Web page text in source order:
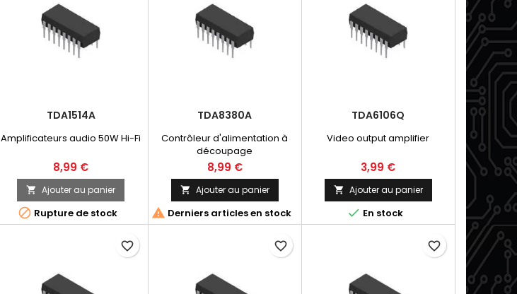
TDA1514A
Amplificateurs audio 50W Hi-Fi
8,99 €
 Ajouter au panier
 Rupture de stock
TDA8380A
Contrôleur d'alimentation à
découpage
8,99 €
 Ajouter au panier
 Derniers articles en stock
TDA6106Q
Video output amplifier
3,99 €
 Ajouter au panier
 En stock
favorite_border favorite_border favorite_border